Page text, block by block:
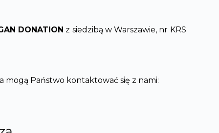
DONATION z siedzibą w Warszawie, nr KRS
Państwo kontaktować się z nami: